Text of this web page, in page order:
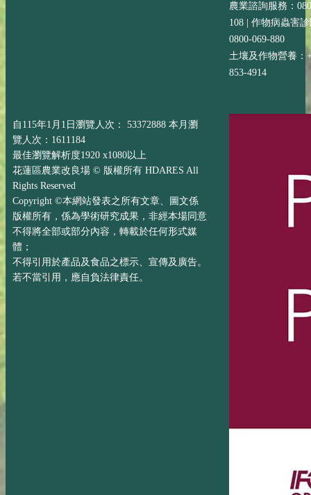
農業諮詢服務：
108 | 作物病蟲害
0800-069-880
土壤及作物營養：
853-4914
自115年1月1日瀏覽人次： 53372888 本月瀏
覽人次：1611184
最佳瀏覽解析度1920 x1080以上
花蓮區農業改良場 © 版權所有 HDARES All
Rights Reserved
Copyright ©本網站發表之所有文章、圖文係
版權所有，係為學術研究成果，非經本場同意
不得將全部或部分內容，轉載於任何形式媒
體；
不得引用於產品及食品之標示、宣傳及廣告。
若不當引用，應自負法律責任。